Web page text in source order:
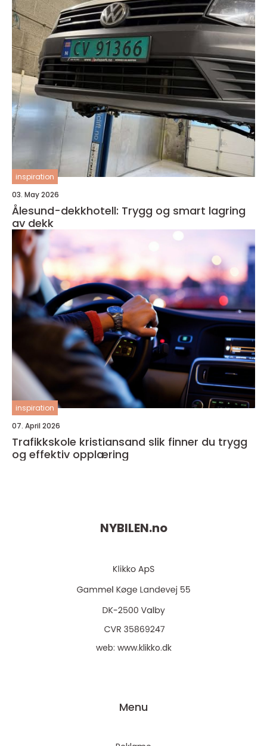
inspiration
03. May 2026
Ålesund-dekkhotell: Trygg og smart lagring
av dekk
inspiration
07. April 2026
Trafikkskole kristiansand slik finner du trygg
og effektiv opplæring
NYBILEN.no
web: www.klikko.dk
Menu